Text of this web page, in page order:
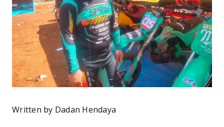
Written by Dadan Hendaya